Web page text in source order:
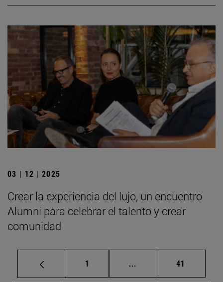
03 | 12 | 2025
Crear la experiencia del lujo, un encuentro
Alumni para celebrar el talento y crear
comunidad
Página
1 ... Páginas intermedias
Página
41